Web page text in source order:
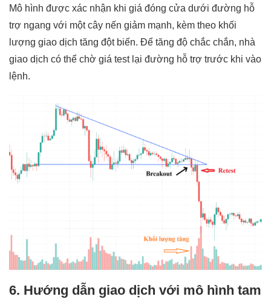
Mô hình được xác nhận khi giá đóng cửa dưới đường hỗ
trợ ngang với một cây nến giảm mạnh, kèm theo khối
lượng giao dịch tăng đột biến. Để tăng độ chắc chắn, nhà
giao dịch có thể chờ giá test lại đường hỗ trợ trước khi vào
lệnh.
6. Hướng dẫn giao dịch với mô hình tam